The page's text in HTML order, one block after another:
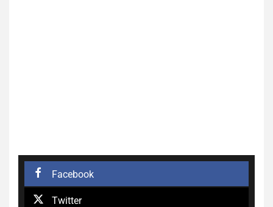
Facebook
Twitter